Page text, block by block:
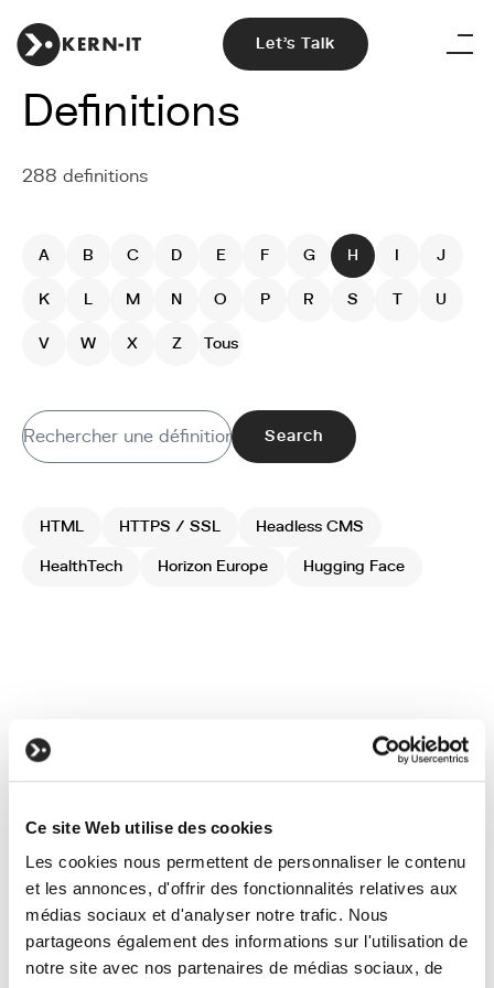
Ce site Web utilise des cookies
Les cookies nous permettent de personnaliser le contenu
et les annonces, d'offrir des fonctionnalités relatives aux
médias sociaux et d'analyser notre trafic. Nous
partageons également des informations sur l'utilisation de
notre site avec nos partenaires de médias sociaux, de
Let's Talk
Definitions
288 definitions
A B C D E F G H I J
K L M N O P R S T U
V W X Z Tous
Search
HTML HTTPS / SSL Headless CMS
HealthTech Horizon Europe Hugging Face
You have a
project?
Let's talk about it!